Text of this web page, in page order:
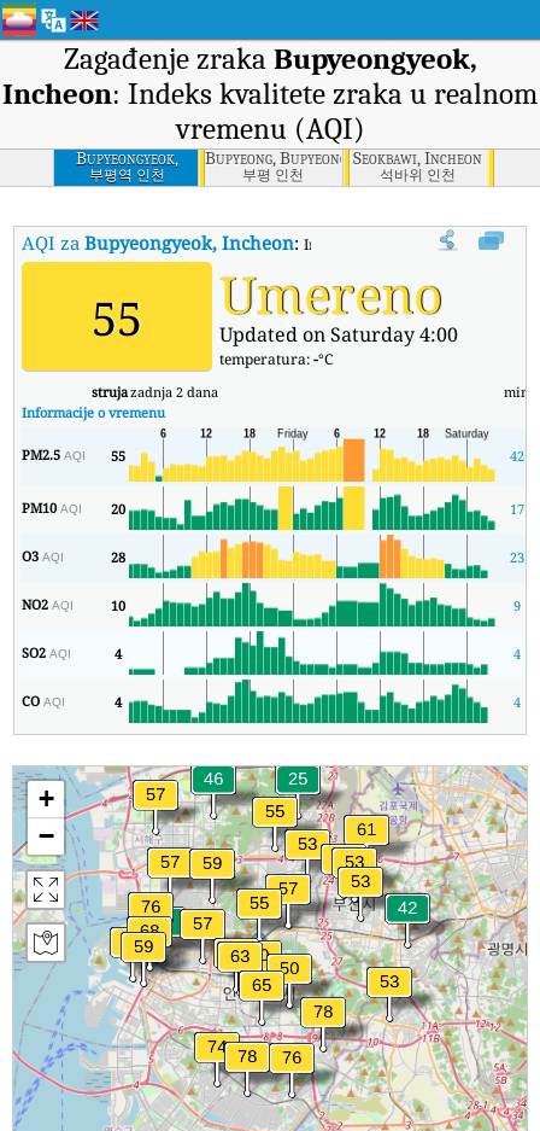
Zagađenje zraka Bupyeongyeok,
Incheon: Indeks kvalitete zraka u realnom
vremenu (AQI)
Bupyeongyeok,
Incheon
부평역 인천
Bupyeong, Bupyeong-gu, Incheon
부평 인천
Seokbawi, Incheon
석바위 인천
AQI zaBupyeongyeok, Incheon:Indeks kvaliteta zraka (AQI)
55 Umereno
Updated on Saturday 4:00
temperatura:-°C
strujazadnja 2 dana min
Informacije o vremenu
PM2.5AQI 55 42
PM10AQI 20 17
O3AQI 28 23
NO2AQI 10 9
SO2AQI 4 4
COAQI 4 4
+
−